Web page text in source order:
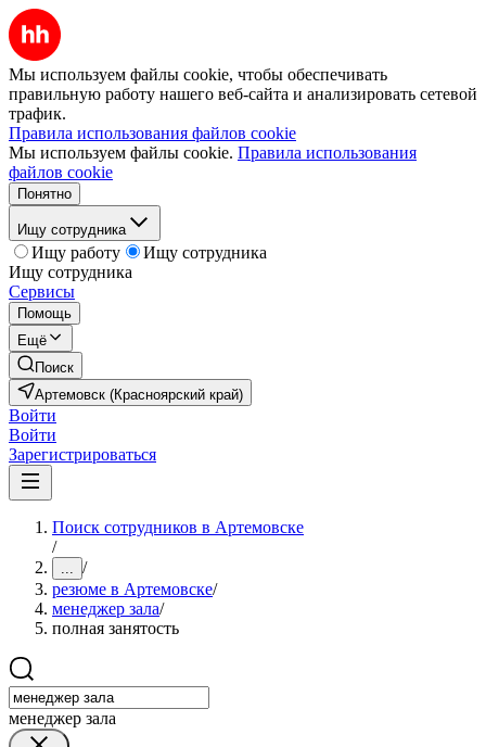
Мы используем файлы cookie, чтобы обеспечивать
правильную работу нашего веб-сайта и анализировать сетевой
трафик.
Правила использования файлов cookie
Мы используем файлы cookie. Правила использования
файлов cookie
Понятно
Ищу сотрудника
Ищу работу
Ищу сотрудника
Ищу сотрудника
Сервисы
Помощь
Ещё
Поиск
Артемовск (Красноярский край)
Войти
Войти
Зарегистрироваться
Поиск сотрудников в Артемовске
/
... /
резюме в Артемовске/
менеджер зала/
полная занятость
менеджер зала